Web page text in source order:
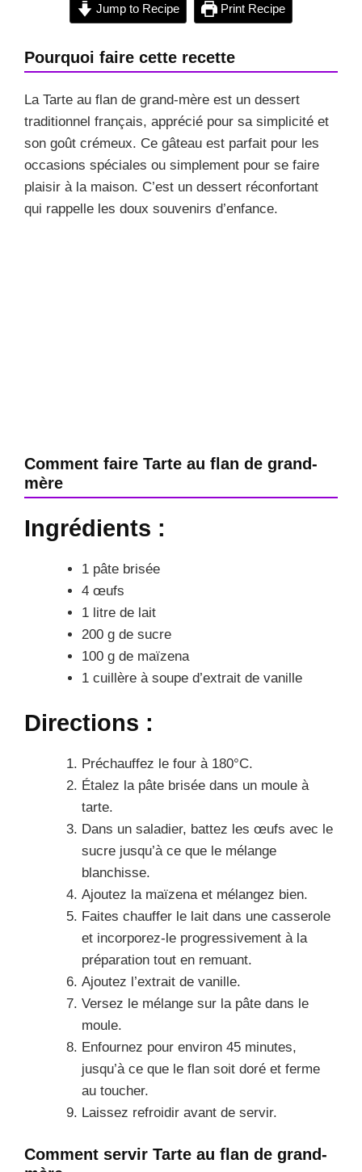
Jump to Recipe Print Recipe
Pourquoi faire cette recette
La Tarte au flan de grand-mère est un dessert
traditionnel français, apprécié pour sa simplicité et
son goût crémeux. Ce gâteau est parfait pour les
occasions spéciales ou simplement pour se faire
plaisir à la maison. C’est un dessert réconfortant
qui rappelle les doux souvenirs d’enfance.
Comment faire Tarte au flan de grand-
mère
Ingrédients :
1 pâte brisée
4 œufs
1 litre de lait
200 g de sucre
100 g de maïzena
1 cuillère à soupe d’extrait de vanille
Directions :
Préchauffez le four à 180°C.
Étalez la pâte brisée dans un moule à
tarte.
Dans un saladier, battez les œufs avec le
sucre jusqu’à ce que le mélange
blanchisse.
Ajoutez la maïzena et mélangez bien.
Faites chauffer le lait dans une casserole
et incorporez-le progressivement à la
préparation tout en remuant.
Ajoutez l’extrait de vanille.
Versez le mélange sur la pâte dans le
moule.
Enfournez pour environ 45 minutes,
jusqu’à ce que le flan soit doré et ferme
au toucher.
Laissez refroidir avant de servir.
Comment servir Tarte au flan de grand-